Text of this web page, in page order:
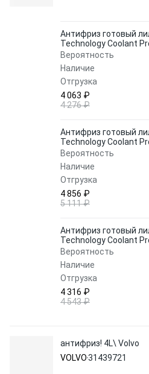
Антифриз готовый
Technology Coolant
Вероятность
Наличие
Отгрузка
4 063 ₽
4 276 ₽
Антифриз готовый
Technology Coolant
Вероятность
Наличие
Отгрузка
4 856 ₽
5 111 ₽
Антифриз готовый
Technology Coolant
Вероятность
Наличие
Отгрузка
4 316 ₽
4 543 ₽
антифриз! 4L\ Volvo
VOLVO31439721